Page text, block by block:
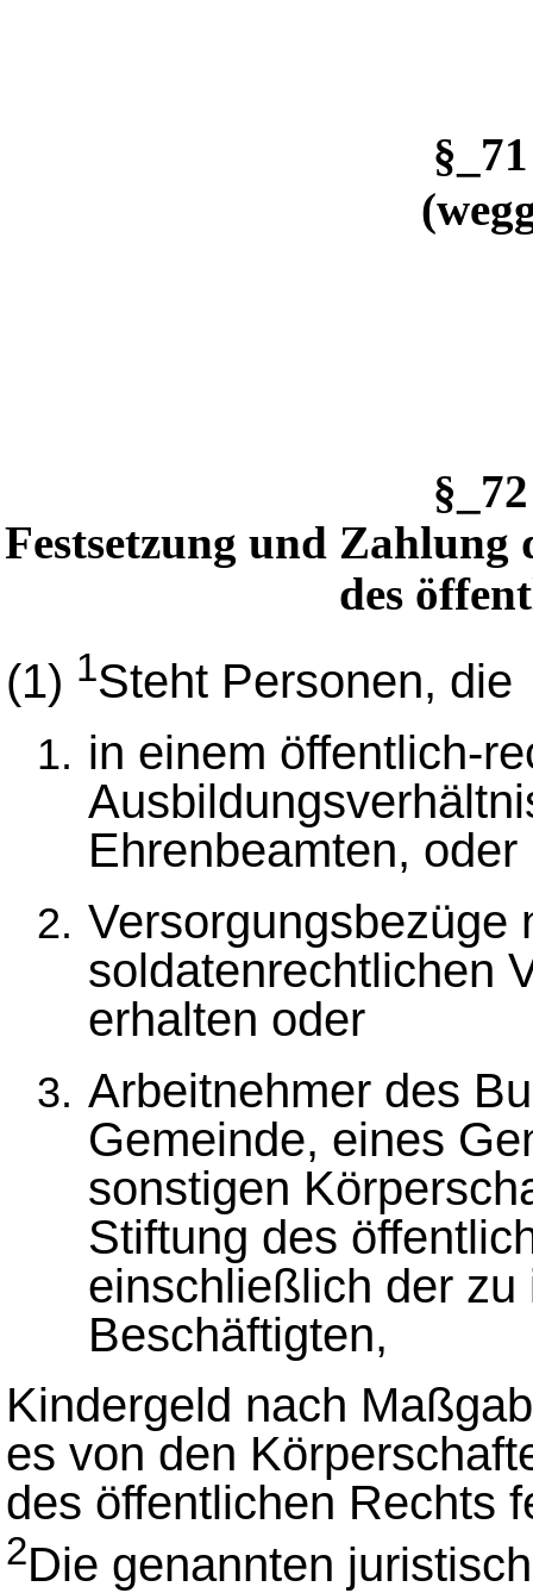
Festsetzung und Zahlung
des
(1) 1Steht Personen, die
in einem öffentlich-
Ehrenbeamten, oder
Versorgungsbezüge
soldatenrechtlichen
erhalten oder
Arbeitnehmer des
Gemeinde, eines
sonstigen
Stiftung des
einschließlich der
Beschäftigten,
Kindergeld nach
es von den
des öffentlichen Rechts
2Die genannten